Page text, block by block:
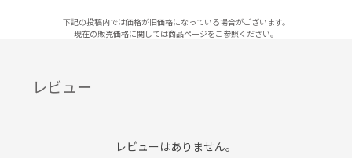
下記の投稿内では価格が旧価格になっている場合がございます。
現在の販売価格に関しては商品ページをご参照ください。
レビュー
レビューはありません。